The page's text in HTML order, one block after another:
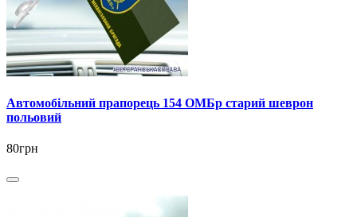
Автомобільний прапорець 154 ОМБр старий шеврон
польовий
80грн